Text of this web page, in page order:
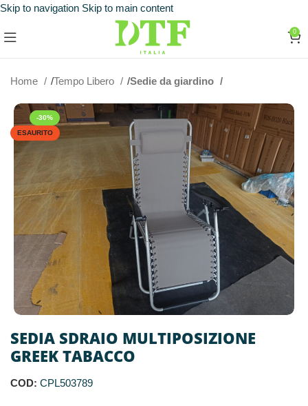
Skip to navigation Skip to main content
0
Home Tempo Libero Sedie da giardino
-30%
ESAURITO
SEDIA SDRAIO MULTIPOSIZIONE
GREEK TABACCO
COD: CPL503789